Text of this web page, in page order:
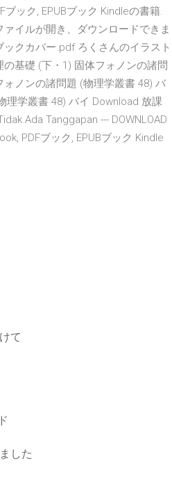
ック, EPUBブック Kindleの書籍.
イルが開き、ダウンロードできま
クカバー.pdf ろくさんのイラスト
基礎 (下・1) 固体フォノンの諸問
ノンの諸問題 (物理学叢書 48) バ
理学叢書 48) バイ Download 放課
Ada Tanggapan --- DOWNLOAD
PDFブック, EPUBブック Kindle
て
した